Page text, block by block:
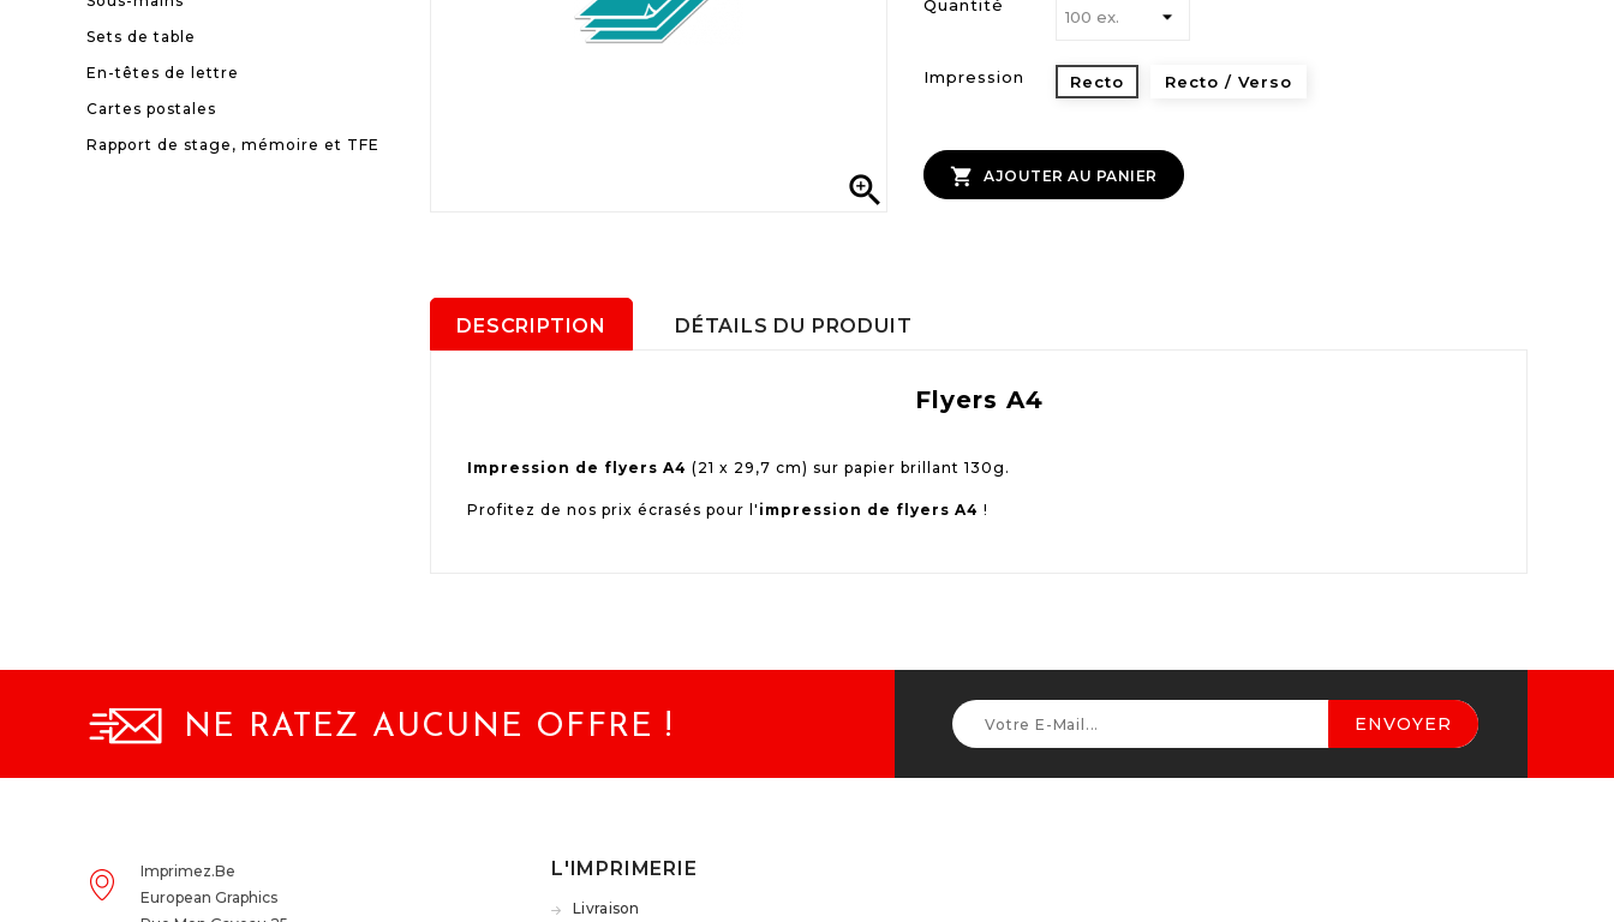
Sets de table
En-têtes de lettre
Cartes postales
Rapport de stage, mémoire et TFE

Quantité
Impression Recto Recto / Verso
 AJOUTER AU PANIER
DESCRIPTION DÉTAILS DU PRODUIT
Flyers A4
Impression de flyers A4 (21 x 29,7 cm) sur papier brillant 130g.
Profitez de nos prix écrasés pour l' impression de flyers A4 !
NE RATEZ AUCUNE OFFRE !
Imprimez.be
European Graphics
L'IMPRIMERIE
Livraison